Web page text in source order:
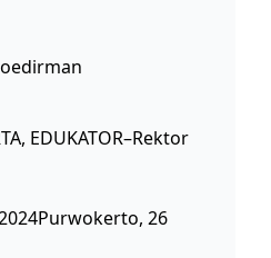
EDUKATOR–Rektor
26